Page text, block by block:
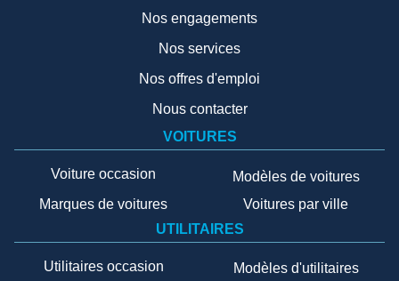
Nos engagements
Nos services
Nos offres d'emploi
Nous contacter
VOITURES
Voiture occasion
Marques de voitures
Modèles de voitures
Voitures par ville
UTILITAIRES
Utilitaires occasion
Modèles d'utilitaires